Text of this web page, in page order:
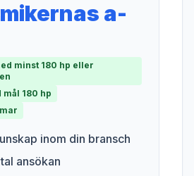
a-
minst 180 hp eller
mål 180 hp
inom din bransch
ansökan